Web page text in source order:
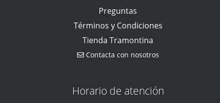
Preguntas
Términos y Condiciones
Tienda Tramontina
Contacta con nosotros
Horario de atención